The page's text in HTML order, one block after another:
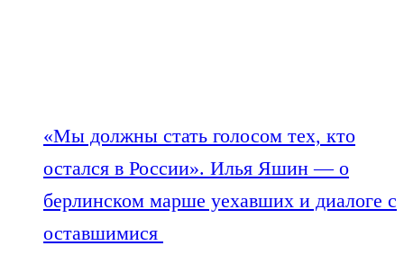
«Мы должны стать голосом тех, кто
остался в России». Илья Яшин — о
берлинском марше уехавших и диалоге с
оставшимися